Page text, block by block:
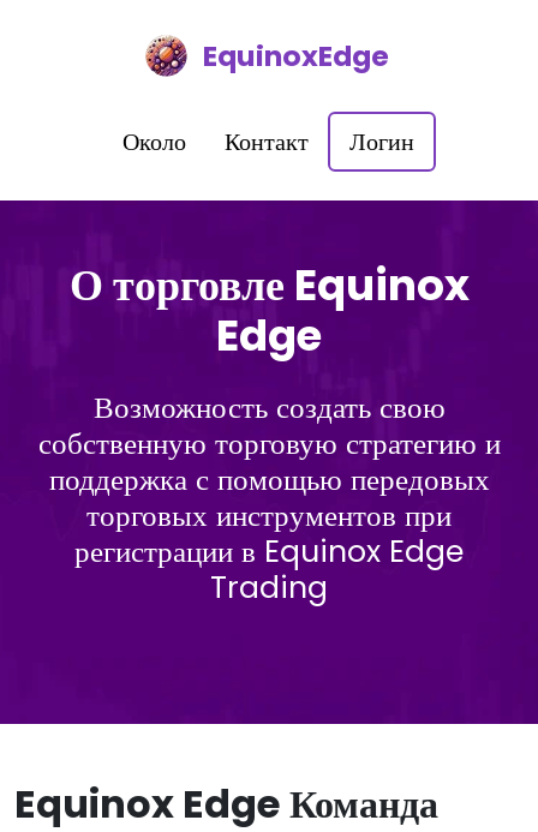
EquinoxEdge
Около Контакт Логин
О торговле Equinox
Edge
Возможность создать свою
собственную торговую стратегию и
поддержка с помощью передовых
торговых инструментов при
регистрации в Equinox Edge
Trading
Equinox Edge Команда